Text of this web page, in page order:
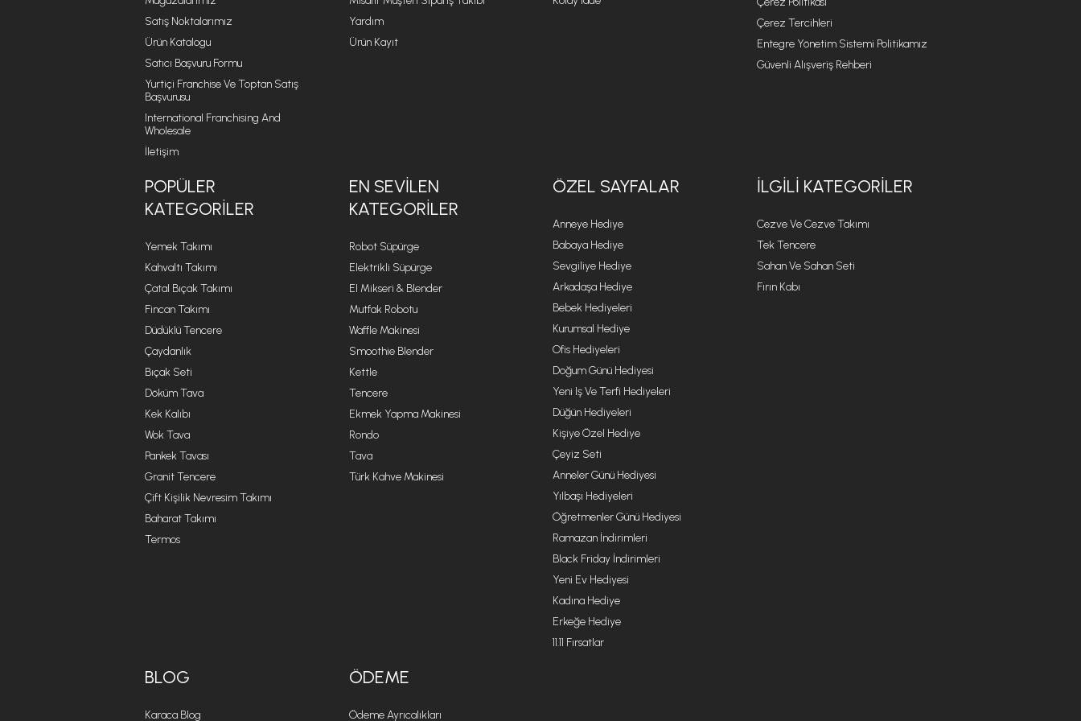
Satış Noktalarımız
Ürün Katalogu
Satıcı Başvuru Formu
Yurtiçi Franchise Ve Toptan Satış
Başvurusu
International Franchising And
Wholesale
İletişim
Yardım
Ürün Kayıt
Çerez Tercihleri
Entegre Yönetim Sistemi Politikamız
Güvenli Alışveriş Rehberi
POPÜLER
KATEGORILER
Yemek Takımı
Kahvaltı Takımı
Çatal Bıçak Takımı
Fincan Takımı
Düdüklü Tencere
Çaydanlık
Bıçak Seti
Döküm Tava
Kek Kalıbı
Wok Tava
Pankek Tavası
Granit Tencere
Çift Kişilik Nevresim Takımı
Baharat Takımı
Termos
EN SEVILEN
KATEGORILER
Robot Süpürge
Elektrikli Süpürge
El Mikseri & Blender
Mutfak Robotu
Waffle Makinesi
Smoothie Blender
Kettle
Tencere
Ekmek Yapma Makinesi
Rondo
Tava
Türk Kahve Makinesi
ÖZEL SAYFALAR
Anneye Hediye
Babaya Hediye
Sevgiliye Hediye
Arkadaşa Hediye
Bebek Hediyeleri
Kurumsal Hediye
Ofis Hediyeleri
Doğum Günü Hediyesi
Yeni Iş Ve Terfi Hediyeleri
Düğün Hediyeleri
Kişiye Özel Hediye
Çeyiz Seti
Anneler Günü Hediyesi
Yılbaşı Hediyeleri
Öğretmenler Günü Hediyesi
Ramazan İndirimleri
Black Friday İndirimleri
Yeni Ev Hediyesi
Kadına Hediye
Erkeğe Hediye
11.11 Fırsatlar
İLGILI KATEGORILER
Cezve Ve Cezve Takımı
Tek Tencere
Sahan Ve Sahan Seti
Fırın Kabı
BLOG
Karaca Blog
ÖDEME
Ödeme Ayrıcalıkları